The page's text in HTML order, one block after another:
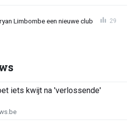
Limbombe een nieuwe club 29
iets kwijt na 'verlossende'